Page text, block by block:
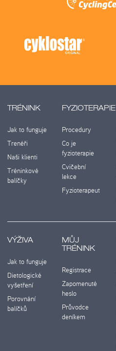
TRÉNINK
Jak to funguje
Trenéři
Naši klienti
Tréninkové
balíčky
FYZIOTERAPIE
Procedury
Co je
fyzioterapie
Cvičební
lekce
Fyzioterapeut
VÝŽIVA
Jak to funguje
Dietologické
vyšetření
Porovnání
balíčků
MŮJ
TRÉNINK
Registrace
Zapomenuté
heslo
Průvodce
deníkem